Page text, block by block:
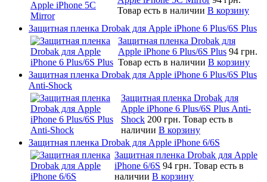
Товар есть в наличии В корзину
Защитная пленка Drobak для Apple iPhone 6 Plus/6S Plus
Защитная пленка Drobak для
Apple iPhone 6 Plus/6S Plus 94 грн.
Товар есть в наличии В корзину
Защитная пленка Drobak для Apple iPhone 6 Plus/6S Plus
Anti-Shock
Защитная пленка Drobak для
Apple iPhone 6 Plus/6S Plus Anti-
Shock 200 грн. Товар есть в
наличии В корзину
Защитная пленка Drobak для Apple iPhone 6/6S
Защитная пленка Drobak для Apple
iPhone 6/6S 94 грн. Товар есть в
наличии В корзину